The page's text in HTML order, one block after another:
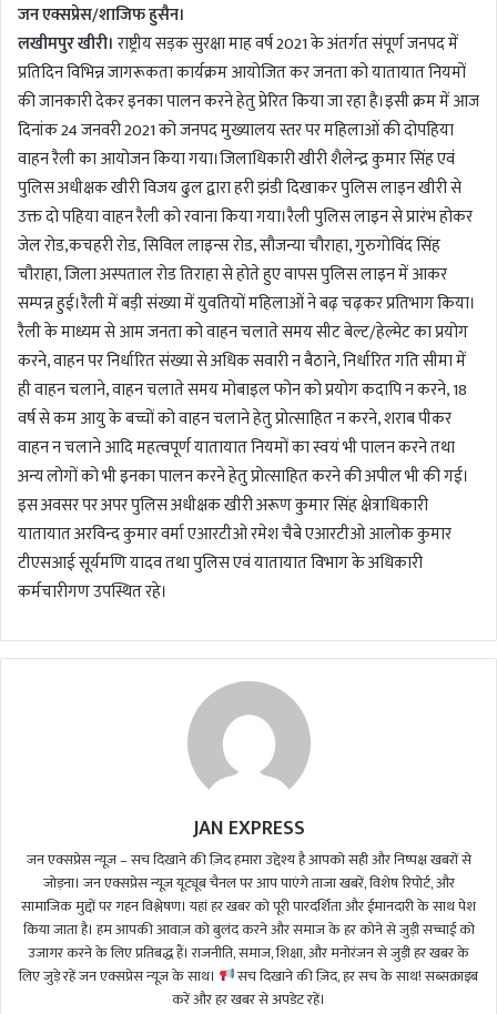
d
a
n
e
जन एक्सप्रेस/शाजिफ हुसैन।
लखीमपुर खीरी। राष्ट्रीय सड़क सुरक्षा माह वर्ष 2021 के अंतर्गत संपूर्ण जनपद में
प्रतिदिन विभिन्न जागरूकता कार्यक्रम आयोजित कर जनता को यातायात नियमों
की जानकारी देकर इनका पालन करने हेतु प्रेरित किया जा रहा है।इसी क्रम में आज
दिनांक 24 जनवरी 2021 को जनपद मुख्यालय स्तर पर महिलाओं की दोपहिया
वाहन रैली का आयोजन किया गया।जिलाधिकारी खीरी शैलेन्द्र कुमार सिंह एवं
पुलिस अधीक्षक खीरी विजय ढुल द्वारा हरी झंडी दिखाकर पुलिस लाइन खीरी से
उक्त दो पहिया वाहन रैली को रवाना किया गया।रैली पुलिस लाइन से प्रारंभ होकर
जेल रोड,कचहरी रोड, सिविल लाइन्स रोड, सौजन्या चौराहा, गुरुगोविंद सिंह
चौराहा, जिला अस्पताल रोड तिराहा से होते हुए वापस पुलिस लाइन में आकर
सम्पन्न हुई।रैली में बड़ी संख्या में युवतियों महिलाओं ने बढ़ चढ़कर प्रतिभाग किया।
रैली के माध्यम से आम जनता को वाहन चलाते समय सीट बेल्ट/हेल्मेट का प्रयोग
करने, वाहन पर निर्धारित संख्या से अधिक सवारी न बैठाने, निर्धारित गति सीमा में
ही वाहन चलाने, वाहन चलाते समय मोबाइल फोन को प्रयोग कदापि न करने, 18
वर्ष से कम आयु के बच्चों को वाहन चलाने हेतु प्रोत्साहित न करने, शराब पीकर
वाहन न चलाने आदि महत्वपूर्ण यातायात नियमों का स्वयं भी पालन करने तथा
अन्य लोगों को भी इनका पालन करने हेतु प्रोत्साहित करने की अपील भी की गई।
इस अवसर पर अपर पुलिस अधीक्षक खीरी अरूण कुमार सिंह क्षेत्राधिकारी
यातायात अरविन्द कुमार वर्मा एआरटीओ रमेश चैबे एआरटीओ आलोक कुमार
टीएसआई सूर्यमणि यादव तथा पुलिस एवं यातायात विभाग के अधिकारी
कर्मचारीगण उपस्थित रहे।
JAN EXPRESS
जन एक्सप्रेस न्यूज़ – सच दिखाने की ज़िद हमारा उद्देश्य है आपको सही और निष्पक्ष खबरों से
जोड़ना। जन एक्सप्रेस न्यूज़ यूट्यूब चैनल पर आप पाएंगे ताजा खबरें, विशेष रिपोर्ट, और
सामाजिक मुद्दों पर गहन विश्लेषण। यहां हर खबर को पूरी पारदर्शिता और ईमानदारी के साथ पेश
किया जाता है। हम आपकी आवाज़ को बुलंद करने और समाज के हर कोने से जुड़ी सच्चाई को
उजागर करने के लिए प्रतिबद्ध हैं। राजनीति, समाज, शिक्षा, और मनोरंजन से जुड़ी हर खबर के
लिए जुड़े रहें जन एक्सप्रेस न्यूज़ के साथ।
सच दिखाने की ज़िद, हर सच के साथ! सब्सक्राइब
करें और हर खबर से अपडेट रहें।